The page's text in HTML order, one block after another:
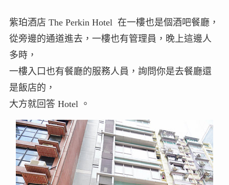
紫珀酒店 The Perkin Hotel 在一樓也是個酒吧餐廳，
從旁邊的通道進去，一樓也有管理員，晚上這邊人
多時，
一樓入口也有餐廳的服務人員，詢問你是去餐廳還
是飯店的，
大方就回答 Hotel 。